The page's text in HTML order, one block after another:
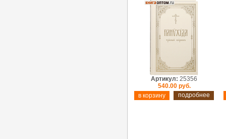
Артикул: 25356
540.00 руб.
подробнее